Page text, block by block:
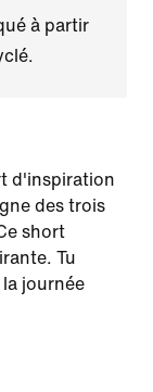
à partir
d'inspiration
des trois
short
Tu
journée